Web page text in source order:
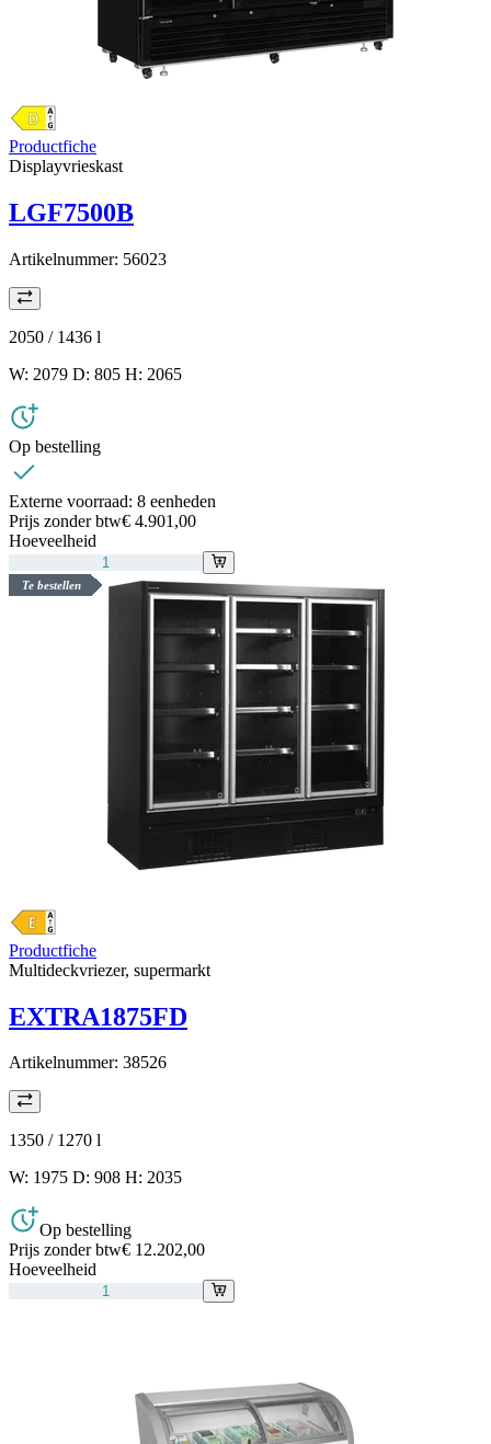
Productfiche
Displayvrieskast
LGF7500B
Artikelnummer: 56023
2050 / 1436 l
W: 2079 D: 805 H: 2065
Op bestelling
Externe voorraad: 8 eenheden
Prijs zonder btw€ 4.901,00
Hoeveelheid
Te bestellen
Productfiche
Multideckvriezer, supermarkt
EXTRA1875FD
Artikelnummer: 38526
1350 / 1270 l
W: 1975 D: 908 H: 2035
Op bestelling
Prijs zonder btw€ 12.202,00
Hoeveelheid